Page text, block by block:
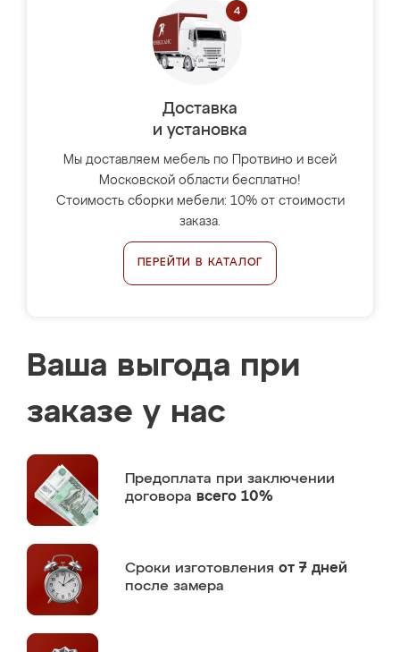
Доставка
и установка
Мы доставляем мебель по Протвино и всей
Московской области бесплатно!
Стоимость сборки мебели: 10% от стоимости
заказа.
ПЕРЕЙТИ В КАТАЛОГ
Ваша выгода при
заказе у нас
Предоплата при заключении
договора всего 10%
Сроки изготовления от 7 дней
после замера